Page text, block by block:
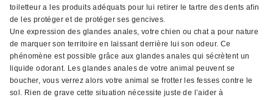
toiletteur a les produits adéquats pour lui retirer le tartre des dents afin
de les protéger et de protéger ses gencives.
Une expression des glandes anales, votre chien ou chat a pour nature
de marquer son territoire en laissant derrière lui son odeur. Ce
phénomène est possible grâce aux glandes anales qui sécrètent un
liquide odorant. Les glandes anales de votre animal peuvent se
boucher, vous verrez alors votre animal se frotter les fesses contre le
sol. Rien de grave cette situation nécessite juste de l’aider à